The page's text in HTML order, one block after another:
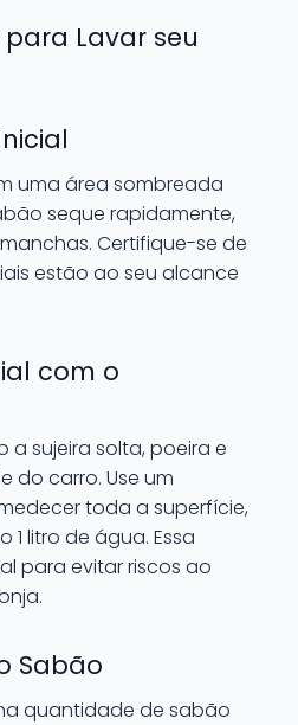
para Lavar seu
uma área sombreada
seque rapidamente,
Certifique-se de
estão ao seu alcance
com o
a sujeira solta, poeira e
do carro. Use um
toda a superfície,
1 litro de água. Essa
para evitar riscos ao
Sabão
quantidade de sabão